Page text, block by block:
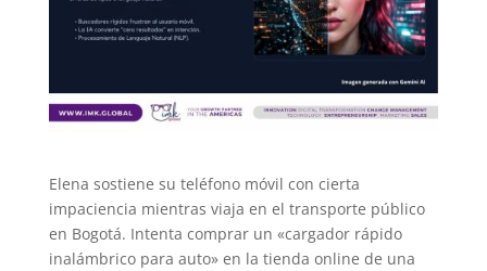
Elena sostiene su teléfono móvil con cierta
impaciencia mientras viaja en el transporte público
en Bogotá. Intenta comprar un «cargador rápido
inalámbrico para auto» en la tienda online de una